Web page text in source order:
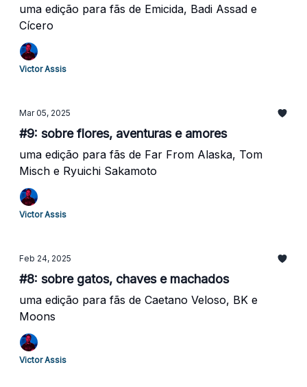
uma edição para fãs de Emicida, Badi Assad e
Cícero
Victor Assis
Mar 05, 2025
#9: sobre flores, aventuras e amores
uma edição para fãs de Far From Alaska, Tom
Misch e Ryuichi Sakamoto
Victor Assis
Feb 24, 2025
#8: sobre gatos, chaves e machados
uma edição para fãs de Caetano Veloso, BK e
Moons
Victor Assis